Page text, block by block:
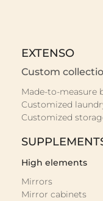
EXTENSO
Custom
Made-to-measure
Customized
Customized
High elements
Mirrors
Mirror cabinets